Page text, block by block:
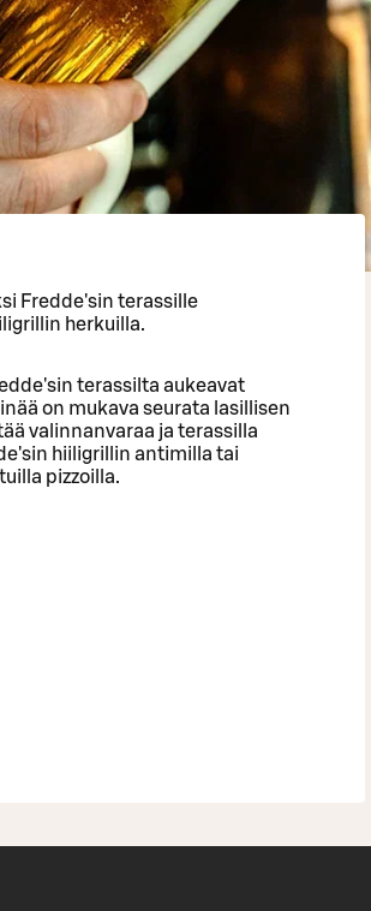
Fredde'sin terassille
herkuilla.
terassilta aukeavat
on mukava seurata lasillisen
valinnanvaraa ja terassilla
hiiligrillin antimilla tai
pizzoilla.